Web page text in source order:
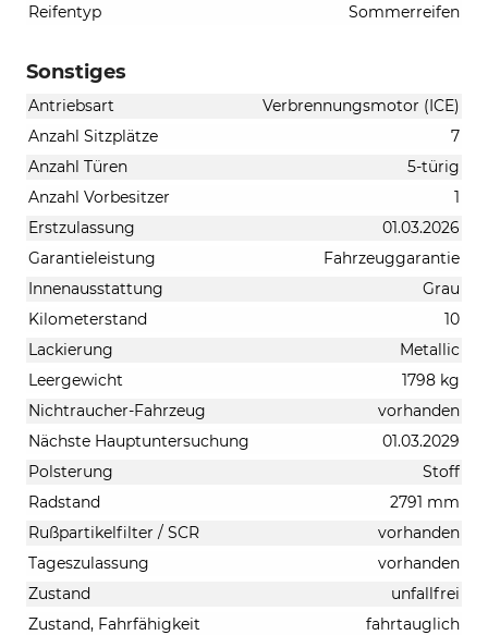
Reifentyp
Sommerreifen
Sonstiges
Antriebsart
Verbrennungsmotor (ICE)
Anzahl Sitzplätze
7
Anzahl Türen
5-türig
Anzahl Vorbesitzer
1
Erstzulassung
01.03.2026
Garantieleistung
Fahrzeuggarantie
Innenausstattung
Grau
Kilometerstand
10
Lackierung
Metallic
Leergewicht
1798 kg
Nichtraucher-Fahrzeug
vorhanden
Nächste Hauptuntersuchung
01.03.2029
Polsterung
Stoff
Radstand
2791 mm
Rußpartikelfilter / SCR
vorhanden
Tageszulassung
vorhanden
Zustand
unfallfrei
Zustand, Fahrfähigkeit
fahrtauglich